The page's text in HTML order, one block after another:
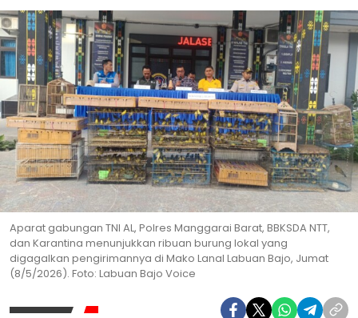
Aparat gabungan TNI AL, Polres Manggarai Barat, BBKSDA NTT,
dan Karantina menunjukkan ribuan burung lokal yang
digagalkan pengirimannya di Mako Lanal Labuan Bajo, Jumat
(8/5/2026). Foto: Labuan Bajo Voice